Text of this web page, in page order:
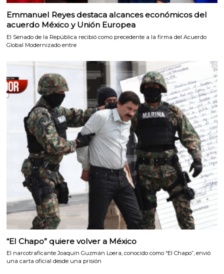
Emmanuel Reyes destaca alcances económicos del
acuerdo México y Unión Europea
El Senado de la República recibió como precedente a la firma del Acuerdo
Global Modernizado entre
“El Chapo” quiere volver a México
El narcotraficante Joaquín Guzmán Loera, conocido como “El Chapo”, envió
una carta oficial desde una prisión